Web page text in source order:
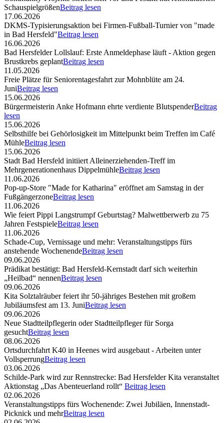
SchauspielgrößenBeitrag lesen
17.06.2026
DKMS-Typisierungsaktion bei Firmen-Fußball-Turnier von "made
in Bad Hersfeld"Beitrag lesen
16.06.2026
Bad Hersfelder Lollslauf: Erste Anmeldephase läuft - Aktion gegen
Brustkrebs geplantBeitrag lesen
11.05.2026
Freie Plätze für Seniorentagesfahrt zur Mohnblüte am 24.
JuniBeitrag lesen
15.06.2026
Bürgermeisterin Anke Hofmann ehrte verdiente BlutspenderBeitrag
lesen
15.06.2026
Selbsthilfe bei Gehörlosigkeit im Mittelpunkt beim Treffen im Café
MühleBeitrag lesen
15.06.2026
Stadt Bad Hersfeld initiiert Alleinerziehenden-Treff im
Mehrgenerationenhaus DippelmühleBeitrag lesen
11.06.2026
Pop-up-Store "Made for Katharina" eröffnet am Samstag in der
FußgängerzoneBeitrag lesen
11.06.2026
Wie feiert Pippi Langstrumpf Geburtstag? Malwettberwerb zu 75
Jahren FestspieleBeitrag lesen
11.06.2026
Schade-Cup, Vernissage und mehr: Veranstaltungstipps fürs
anstehende WochenendeBeitrag lesen
09.06.2026
Prädikat bestätigt: Bad Hersfeld-Kernstadt darf sich weiterhin
„Heilbad“ nennenBeitrag lesen
09.06.2026
Kita Solztalräuber feiert ihr 50-jähriges Bestehen mit großem
Jubiläumsfest am 13. JuniBeitrag lesen
09.06.2026
Neue Stadtteilpflegerin oder Stadtteilpfleger für Sorga
gesuchtBeitrag lesen
08.06.2026
Ortsdurchfahrt K40 in Heenes wird ausgebaut - Arbeiten unter
VollsperrungBeitrag lesen
03.06.2026
Schilde-Park wird zur Rennstrecke: Bad Hersfelder Kita veranstaltet
Aktionstag „Das Abenteuerland rollt“ Beitrag lesen
02.06.2026
Veranstaltungstipps fürs Wochenende: Zwei Jubiläen, Innenstadt-
Picknick und mehrBeitrag lesen